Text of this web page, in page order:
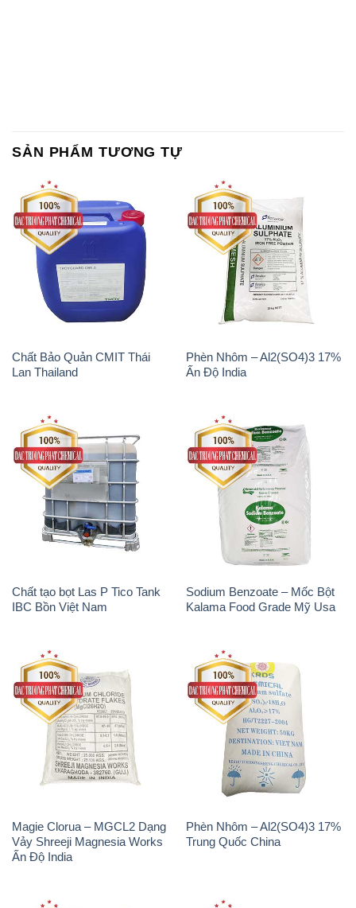
Chất Bảo Quản CMIT Thái
Lan Thailand
Phèn Nhôm – Al2(SO4)3 17%
Ấn Độ India
Chất tạo bọt Las P Tico Tank
IBC Bồn Việt Nam
Sodium Benzoate – Mốc Bột
Kalama Food Grade Mỹ Usa
Magie Clorua – MGCL2 Dạng
Vảy Shreeji Magnesia Works
Ấn Độ India
Phèn Nhôm – Al2(SO4)3 17%
Trung Quốc China